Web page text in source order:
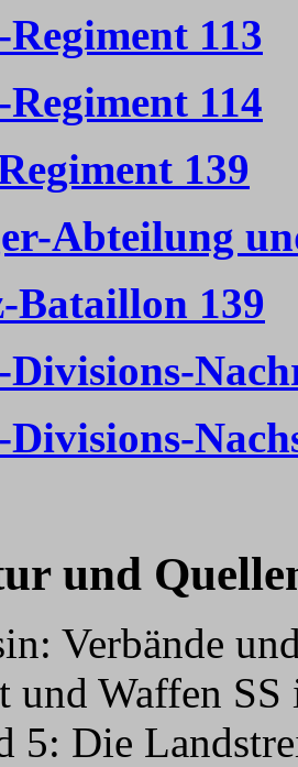
113
114
139
Abteilung
Bataillon 139
und
Verbände
und Waffen
5: Die